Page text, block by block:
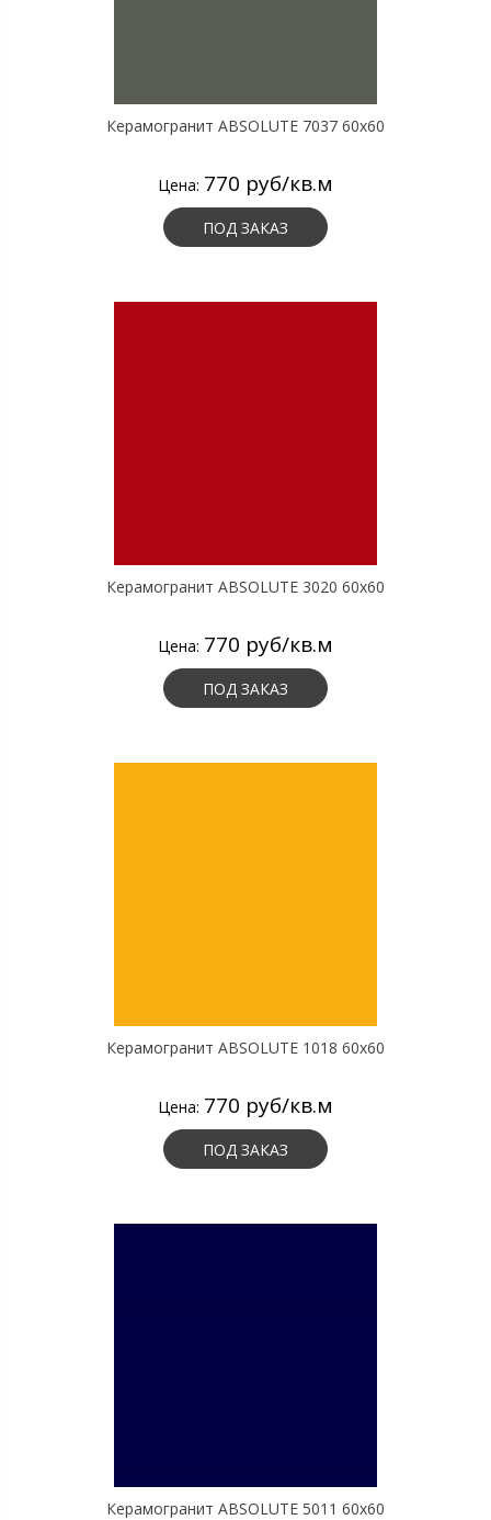
Керамогранит ABSOLUTE 7037 60х60
Цена: 770 руб/кв.м
ПОД ЗАКАЗ
Керамогранит ABSOLUTE 3020 60х60
Цена: 770 руб/кв.м
ПОД ЗАКАЗ
Керамогранит ABSOLUTE 1018 60х60
Цена: 770 руб/кв.м
ПОД ЗАКАЗ
Керамогранит ABSOLUTE 5011 60х60